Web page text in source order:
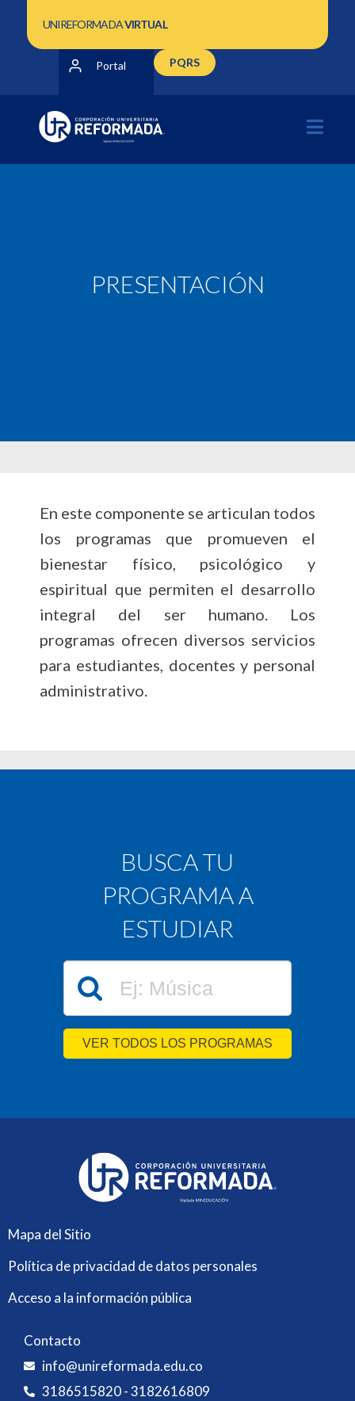
UNIREFORMADAVIRTUAL
Portal PQRS
PRESENTACIÓN
En este componente se articulan todos
los programas que promueven el
bienestar físico, psicológico y
espiritual que permiten el desarrollo
integral del ser humano. Los
programas ofrecen diversos servicios
para estudiantes, docentes y personal
administrativo.
BUSCA TU
PROGRAMA A
ESTUDIAR
VER TODOS LOS PROGRAMAS
Mapa del Sitio
Política de privacidad de datos personales
Acceso a la información pública
Contacto
info@unireformada.edu.co
3186515820 - 3182616809